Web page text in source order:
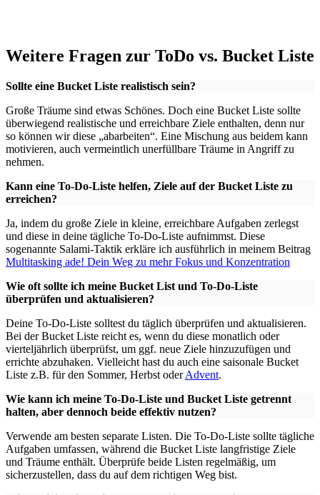
Weitere Fragen zur ToDo vs. Bucket Liste
Sollte eine Bucket Liste realistisch sein?
Große Träume sind etwas Schönes. Doch eine Bucket Liste sollte
überwiegend realistische und erreichbare Ziele enthalten, denn nur
so können wir diese „abarbeiten“. Eine Mischung aus beidem kann
motivieren, auch vermeintlich unerfüllbare Träume in Angriff zu
nehmen.
Kann eine To-Do-Liste helfen, Ziele auf der Bucket Liste zu
erreichen?
Ja, indem du große Ziele in kleine, erreichbare Aufgaben zerlegst
und diese in deine tägliche To-Do-Liste aufnimmst. Diese
sogenannte Salami-Taktik erkläre ich ausführlich in meinem Beitrag
Multitasking ade! Dein Weg zu mehr Fokus und Konzentration
Wie oft sollte ich meine Bucket List und To-Do-Liste
überprüfen und aktualisieren?
Deine To-Do-Liste solltest du täglich überprüfen und aktualisieren.
Bei der Bucket Liste reicht es, wenn du diese monatlich oder
vierteljährlich überprüfst, um ggf. neue Ziele hinzuzufügen und
errichte abzuhaken. Vielleicht hast du auch eine saisonale Bucket
Liste z.B. für den Sommer, Herbst oderAdvent.
Wie kann ich meine To-Do-Liste und Bucket Liste getrennt
halten, aber dennoch beide effektiv nutzen?
Verwende am besten separate Listen. Die To-Do-Liste sollte tägliche
Aufgaben umfassen, während die Bucket Liste langfristige Ziele
und Träume enthält. Überprüfe beide Listen regelmäßig, um
sicherzustellen, dass du auf dem richtigen Weg bist.